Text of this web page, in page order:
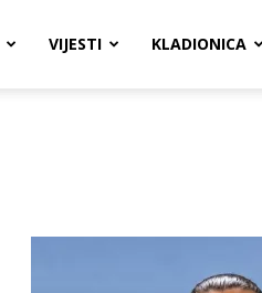
VIJESTI KLADIONICA